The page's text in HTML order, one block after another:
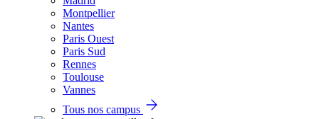
Montpellier
Nantes
Paris Ouest
Paris Sud
Rennes
Toulouse
Vannes
Tous nos campus